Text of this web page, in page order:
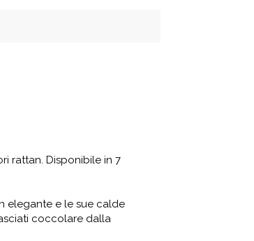
rattan. Disponibile in 7
elegante e le sue calde
coccolare dalla